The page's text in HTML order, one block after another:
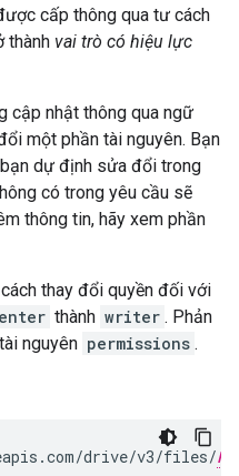
cấp thông qua tư cách
thành vai trò có hiệu lực
cập nhật thông qua ngữ
một phần tài nguyên. Bạn
dự định sửa đổi trong
có trong yêu cầu sẽ
thông tin, hãy xem phần
thay đổi quyền đối với
thành writer . Phản
nguyên permissions .
drive/v3/files/